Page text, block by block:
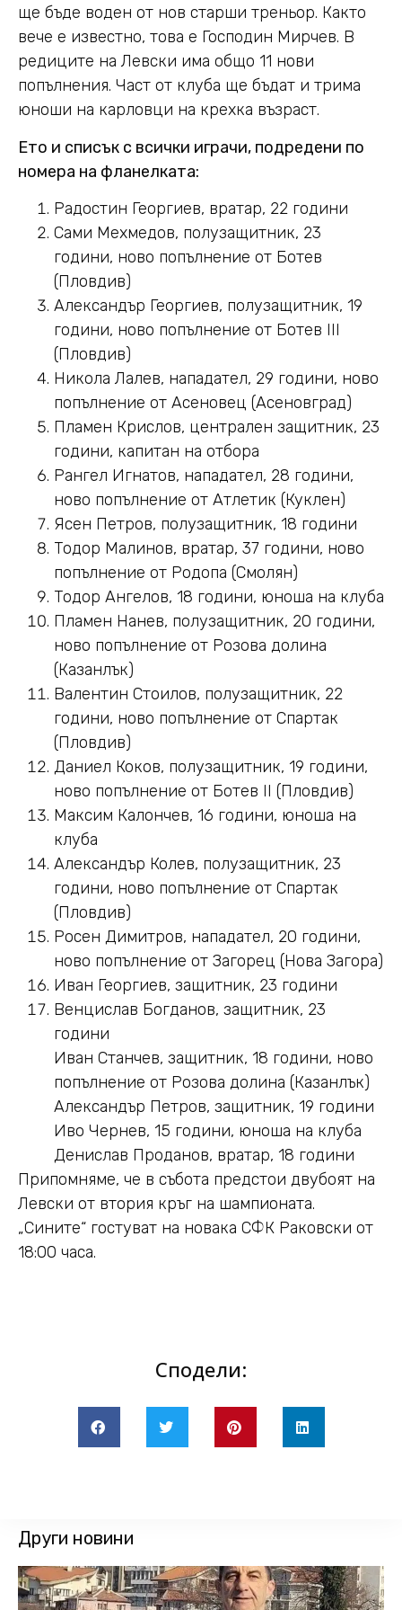
ще бъде воден от нов старши треньор. Както
вече е известно, това е Господин Мирчев. В
редиците на Левски има общо 11 нови
попълнения. Част от клуба ще бъдат и трима
юноши на карловци на крехка възраст.
Ето и списък с всички играчи, подредени по
номера на фланелката:
Радостин Георгиев, вратар, 22 години
Сами Мехмедов, полузащитник, 23
години, ново попълнение от Ботев
(Пловдив)
Александър Георгиев, полузащитник, 19
години, ново попълнение от Ботев III
(Пловдив)
Никола Лалев, нападател, 29 години, ново
попълнение от Асеновец (Асеновград)
Пламен Крислов, централен защитник, 23
години, капитан на отбора
Рангел Игнатов, нападател, 28 години,
ново попълнение от Атлетик (Куклен)
Ясен Петров, полузащитник, 18 години
Тодор Малинов, вратар, 37 години, ново
попълнение от Родопа (Смолян)
Тодор Ангелов, 18 години, юноша на клуба
Пламен Нанев, полузащитник, 20 години,
ново попълнение от Розова долина
(Казанлък)
Валентин Стоилов, полузащитник, 22
години, ново попълнение от Спартак
(Пловдив)
Даниел Коков, полузащитник, 19 години,
ново попълнение от Ботев II (Пловдив)
Максим Калончев, 16 години, юноша на
клуба
Александър Колев, полузащитник, 23
години, ново попълнение от Спартак
(Пловдив)
Росен Димитров, нападател, 20 години,
ново попълнение от Загорец (Нова Загора)
Иван Георгиев, защитник, 23 години
Венцислав Богданов, защитник, 23
години
Иван Станчев, защитник, 18 години, ново
попълнение от Розова долина (Казанлък)
Александър Петров, защитник, 19 години
Иво Чернев, 15 години, юноша на клуба
Денислав Проданов, вратар, 18 години
Припомняме, че в събота предстои двубоят на
Левски от втория кръг на шампионата.
„Сините“ гостуват на новака СФК Раковски от
18:00 часа.
Сподели:
Други новини